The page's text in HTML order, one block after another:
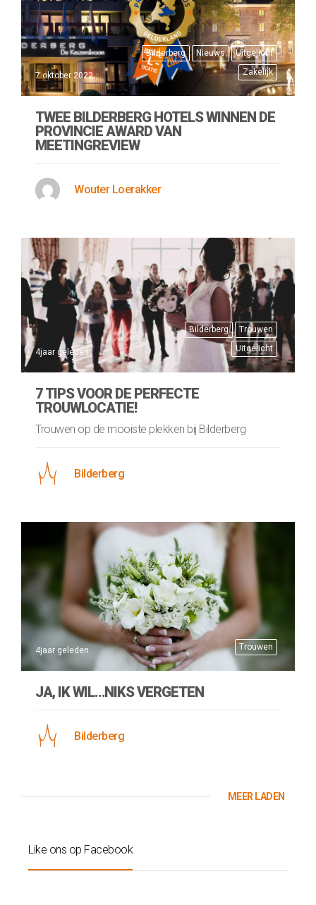
Bilderberg Nieuws
Uitgelicht
Zakelijk
7 oktober 2022
TWEE BILDERBERG HOTELS WINNEN DE
PROVINCIE AWARD VAN
MEETINGREVIEW
Wouter Loerakker
Bilderberg
Trouwen
Uitgelicht
4jaar geleden
7 TIPS VOOR DE PERFECTE
TROUWLOCATIE!
Trouwen op de mooiste plekken bij Bilderberg
Bilderberg
Trouwen
4jaar geleden
JA, IK WIL…NIKS VERGETEN
Bilderberg
MEER LADEN
Like ons op Facebook